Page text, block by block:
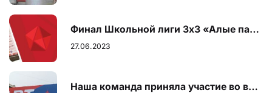
Финал Школьной лиги 3х3 «Алые паруса»
27.06.2023
Наша команда приняла участие во всероссийском полумарафоне